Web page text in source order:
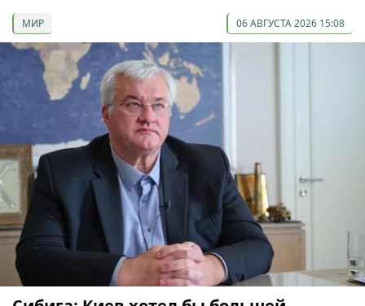
МИР 06 АВГУСТА 2026 15:08